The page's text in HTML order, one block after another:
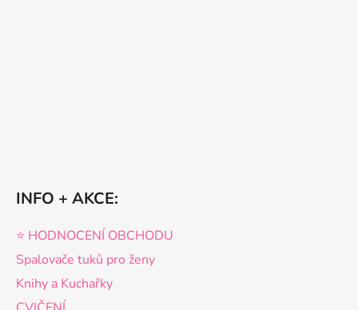
INFO + AKCE:
⭐️ HODNOCENÍ OBCHODU
Spalovače tuků pro ženy
Knihy a Kuchařky